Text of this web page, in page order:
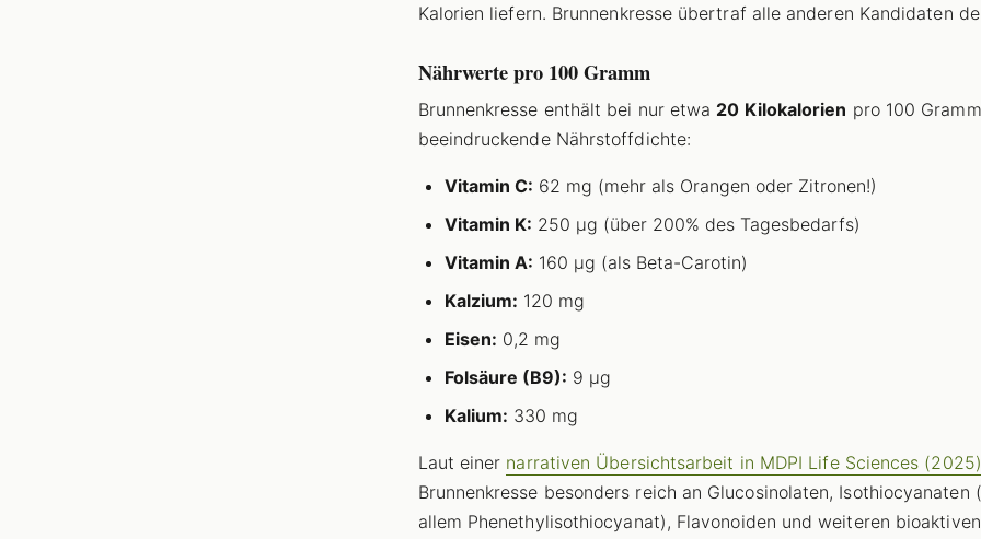
Kalorien liefern. Brunnenkresse übertraf alle anderen Kandidaten
Nährwerte pro 100 Gramm
Brunnenkresse enthält bei nur etwa 20 Kilokalorien pro 100
beeindruckende Nährstoffdichte:
Vitamin C: 62 mg (mehr als Orangen oder Zitronen!)
Vitamin K: 250 µg (über 200% des Tagesbedarfs)
Vitamin A: 160 µg (als Beta-Carotin)
Kalzium: 120 mg
Eisen: 0,2 mg
Folsäure (B9): 9 µg
Kalium: 330 mg
Laut einer narrativen Übersichtsarbeit in MDPI Life Sciences (2025)
Brunnenkresse besonders reich an Glucosinolaten, Isothiocyanaten
allem Phenethylisothiocyanat), Flavonoiden und weiteren bioaktiven